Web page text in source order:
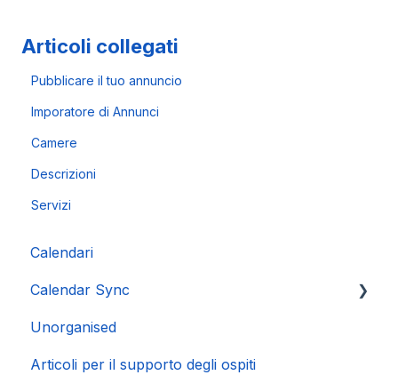
Articoli collegati
Pubblicare il tuo annuncio
Imporatore di Annunci
Camere
Descrizioni
Servizi
Calendari
Calendar Sync
Importazione di calendari popolari
Unorganised
Articoli per il supporto degli ospiti